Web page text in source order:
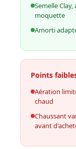
Semelle
moquette
Amorti
Points
Aération
chaud
Chaussant
avant